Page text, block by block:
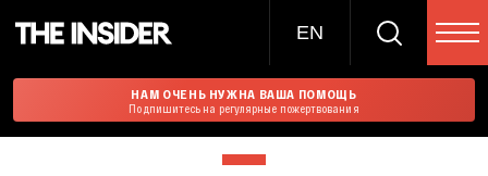
EN
НАМ ОЧЕНЬ НУЖНА ВАША ПОМОЩЬ
Подпишитесь на регулярные пожертвования